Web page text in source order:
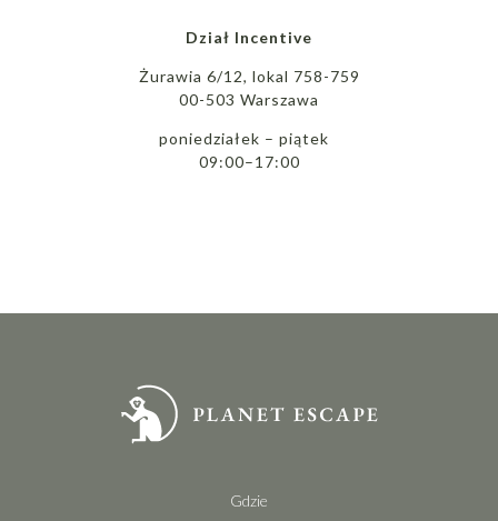
Dział Incentive
Żurawia 6/12, lokal 758-759
00-503 Warszawa
poniedziałek – piątek
09:00–17:00
Gdzie